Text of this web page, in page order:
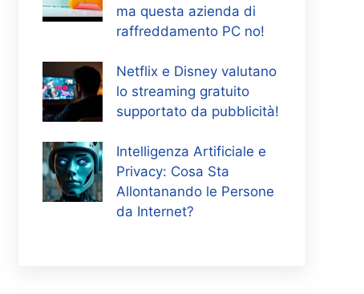
ma questa azienda di
raffreddamento PC no!
Netflix e Disney valutano
lo streaming gratuito
supportato da pubblicità!
Intelligenza Artificiale e
Privacy: Cosa Sta
Allontanando le Persone
da Internet?